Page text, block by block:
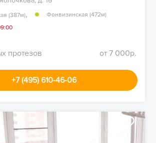
(387м),
Фонвизинская (472м)
протезов
от 7 000р.
+7 (495) 610-46-06